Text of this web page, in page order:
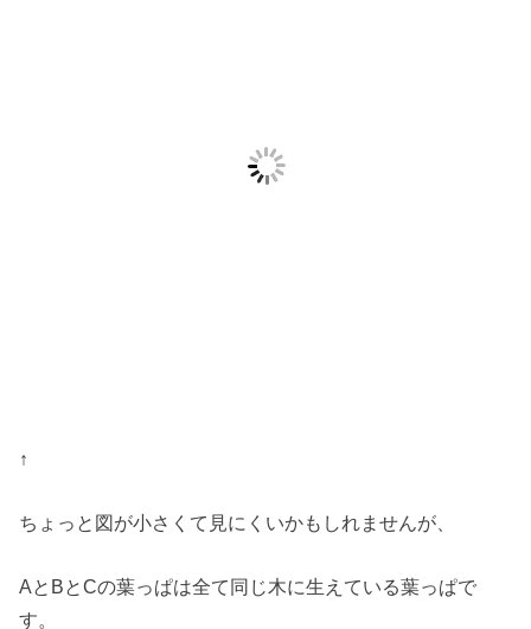
↑
ちょっと図が小さくて見にくいかもしれませんが、
AとBとCの葉っぱは全て同じ木に生えている葉っぱで
す。